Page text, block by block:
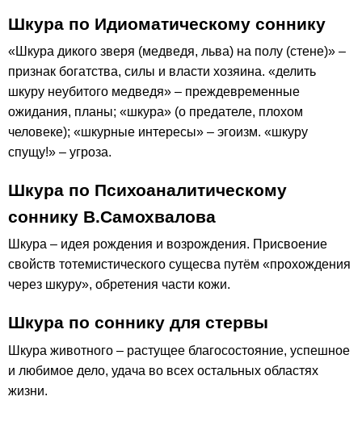
Шкура по Идиоматическому соннику
«Шкура дикого зверя (медведя, льва) на полу (стене)» –
признак богатства, силы и власти хозяина. «делить
шкуру неубитого медведя» – преждевременные
ожидания, планы; «шкура» (о предателе, плохом
человеке); «шкурные интересы» – эгоизм. «шкуру
спущу!» – угроза.
Шкура по Психоаналитическому
соннику В.Самохвалова
Шкура – идея рождения и возрождения. Присвоение
свойств тотемистического сущесва путём «прохождения
через шкуру», обретения части кожи.
Шкура по соннику для стервы
Шкура животного – растущее благосостояние, успешное
и любимое дело, удача во всех остальных областях
жизни.